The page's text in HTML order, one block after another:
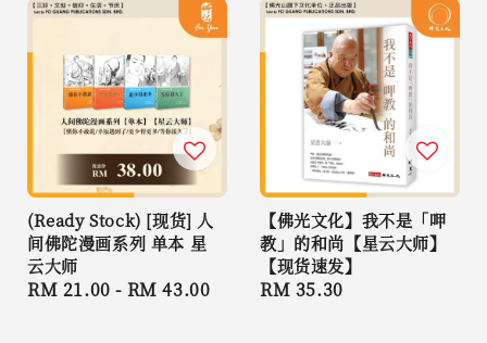
(Ready Stock) [现货] 人
间佛陀漫画系列 单本 星
云大师
Regular
RM 21.00 - RM 43.00
【佛光文化】我不是「呷
教」的和尚【星云大师】
【现货速发】
Regular
RM 35.30